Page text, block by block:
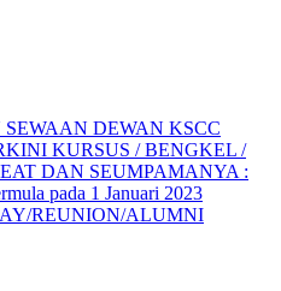
DEWAN KSCC
KURSUS / BENGKEL /
DAN SEUMPAMANYA :
pada 1 Januari 2023
REUNION/ALUMNI